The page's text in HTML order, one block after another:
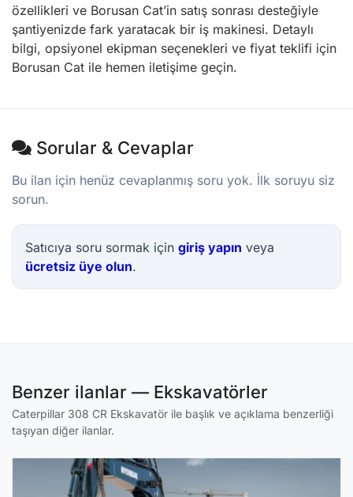
özellikleri ve Borusan Cat’in satış sonrası desteğiyle
şantiyenizde fark yaratacak bir iş makinesi. Detaylı
bilgi, opsiyonel ekipman seçenekleri ve fiyat teklifi için
Borusan Cat ile hemen iletişime geçin.
Sorular & Cevaplar
Bu ilan için henüz cevaplanmış soru yok. İlk soruyu siz
sorun.
Satıcıya soru sormak için giriş yapın veya
ücretsiz üye olun.
Benzer ilanlar — Ekskavatörler
Caterpillar 308 CR Ekskavatör ile başlık ve açıklama benzerliği
taşıyan diğer ilanlar.